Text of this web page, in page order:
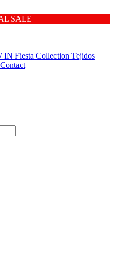
SALE
IN Fiesta Collection Tejidos
Contact